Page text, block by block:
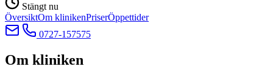
Stängt nu
ÖversiktOm klinikenPriserÖppettider
0727-157575
Om kliniken